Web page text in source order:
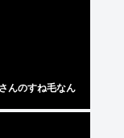
んのすね毛なん